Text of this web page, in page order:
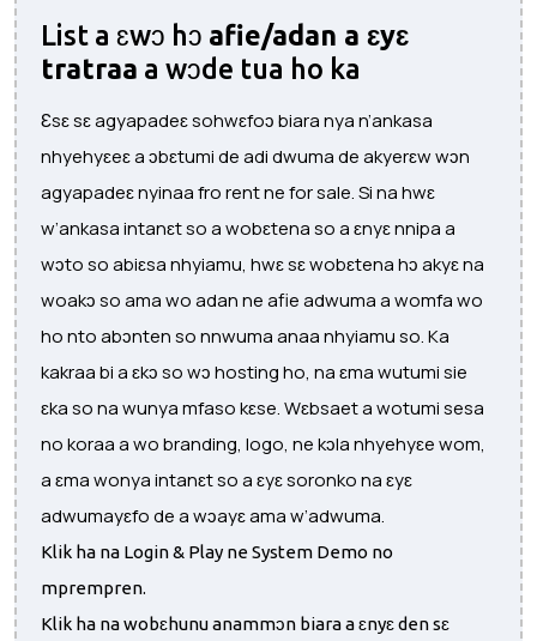
List a ɛwɔ hɔ afie/adan a ɛyɛ
tratraa a wɔde tua ho ka
Ɛsɛ sɛ agyapadeɛ sohwɛfoɔ biara nya n’ankasa
nhyehyɛeɛ a ɔbɛtumi de adi dwuma de akyerɛw wɔn
agyapadeɛ nyinaa fro rent ne for sale. Si na hwɛ
w’ankasa intanɛt so a wobɛtena so a ɛnyɛ nnipa a
wɔto so abiɛsa nhyiamu, hwɛ sɛ wobɛtena hɔ akyɛ na
woakɔ so ama wo adan ne afie adwuma a womfa wo
ho nto abɔnten so nnwuma anaa nhyiamu so. Ka
kakraa bi a ɛkɔ so wɔ hosting ho, na ɛma wutumi sie
ɛka so na wunya mfaso kɛse. Wɛbsaet a wotumi sesa
no koraa a wo branding, logo, ne kɔla nhyehyɛe wom,
a ɛma wonya intanɛt so a ɛyɛ soronko na ɛyɛ
adwumayɛfo de a wɔayɛ ama w’adwuma.
Klik ha na Login & Play ne System Demo no
mprempren.
Klik ha na wobɛhunu anammɔn biara a ɛnyɛ den sɛ